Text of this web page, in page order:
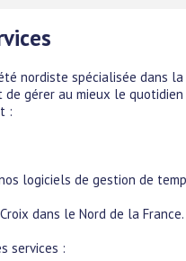
nordiste spécialisée dans
de gérer au mieux le
:
logiciels de gestion de
dans le Nord de la France.
services :